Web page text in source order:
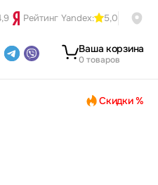
Рейтинг Yandex: 5,0
Ваша корзина
0 товаров
Скидки %